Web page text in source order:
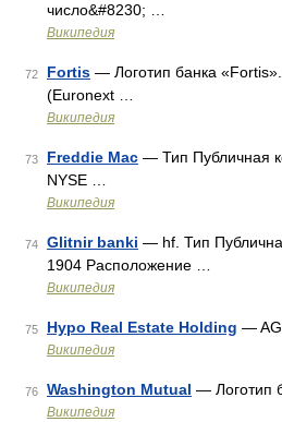
число&#8230; …
Википедия
72 Fortis — Логотип банка
(Euronext …
Википедия
73 Freddie Mac — Тип Публичная
NYSE …
Википедия
74 Glitnir banki — hf. Тип
1904 Расположение …
Википедия
75 Hypo Real Estate Holding — AG
Википедия
76 Washington Mutual — Логотип
Википедия